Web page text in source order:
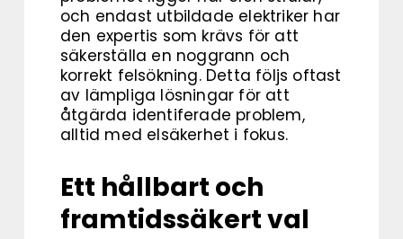
och endast utbildade elektriker har
den expertis som krävs för att
säkerställa en noggrann och
korrekt felsökning. Detta följs oftast
av lämpliga lösningar för att
åtgärda identiferade problem,
alltid med elsäkerhet i fokus.
Ett hållbart och
framtidssäkert val